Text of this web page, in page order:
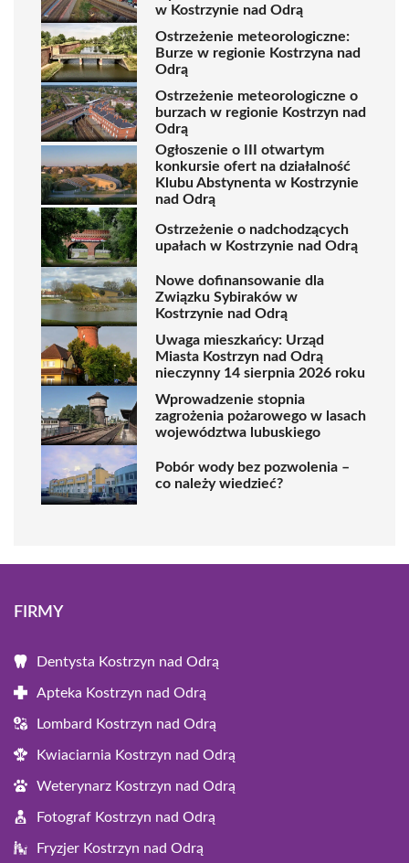
w Kostrzynie nad Odrą
Ostrzeżenie meteorologiczne:
Burze w regionie Kostrzyna nad
Odrą
Ostrzeżenie meteorologiczne o
burzach w regionie Kostrzyn nad
Odrą
Ogłoszenie o III otwartym
konkursie ofert na działalność
Klubu Abstynenta w Kostrzynie
nad Odrą
Ostrzeżenie o nadchodzących
upałach w Kostrzynie nad Odrą
Nowe dofinansowanie dla
Związku Sybiraków w
Kostrzynie nad Odrą
Uwaga mieszkańcy: Urząd
Miasta Kostrzyn nad Odrą
nieczynny 14 sierpnia 2026 roku
Wprowadzenie stopnia
zagrożenia pożarowego w lasach
województwa lubuskiego
Pobór wody bez pozwolenia –
co należy wiedzieć?
FIRMY
Dentysta Kostrzyn nad Odrą
Apteka Kostrzyn nad Odrą
Lombard Kostrzyn nad Odrą
Kwiaciarnia Kostrzyn nad Odrą
Weterynarz Kostrzyn nad Odrą
Fotograf Kostrzyn nad Odrą
Fryzjer Kostrzyn nad Odrą